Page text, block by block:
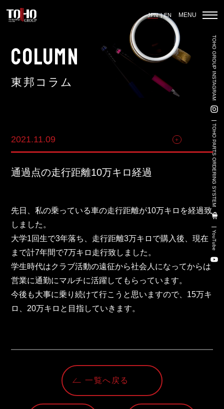
JPN EN MENU
中古車販売事業
輸出入事業
新卒・キャリア採用コンサルティング事業
人材紹介事業
DX事業
株式会社 東邦ホールディングス
株式会社 ワールドパーツ
TOHO GROUP INSTAGRAM
TOHO PARTS ORDERING SYSTEM
YouTube
COLUMN
東邦コラム
2021.11.09 その他
通過点の走行距離10万キロ経過
先日、私の乗っている車の走行距離が10万キロを経過致
しました。
大学1回生で3年落ち、走行距離3万キロで購入後、現在
まで計7年間で7万キロ走行致しました。
学生時代はクラブ活動の遠征から社会人になってからは
営業に通勤にマルチに活躍してもらっています。
今後も大事に乗り続けて行こうと思いますので、15万キ
ロ、20万キロと目指していきます。
一覧へ戻る